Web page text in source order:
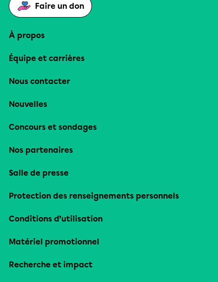
Faire un don
À propos
Équipe et carrières
Nous contacter
Nouvelles
Concours et sondages
Nos partenaires
Salle de presse
Protection des renseignements personnels
Conditions d’utilisation
Matériel promotionnel
Recherche et impact